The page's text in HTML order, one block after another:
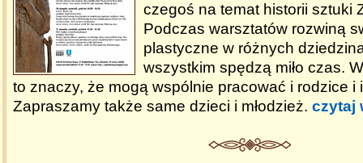
czegoś na temat historii sztuki
Podczas warsztatów rozwiną
plastyczne w różnych
wszystkim spędzą miło czas.
to znaczy, że mogą wspólnie pracować i rodzice i
Zapraszamy także same dzieci i młodzież. czytaj